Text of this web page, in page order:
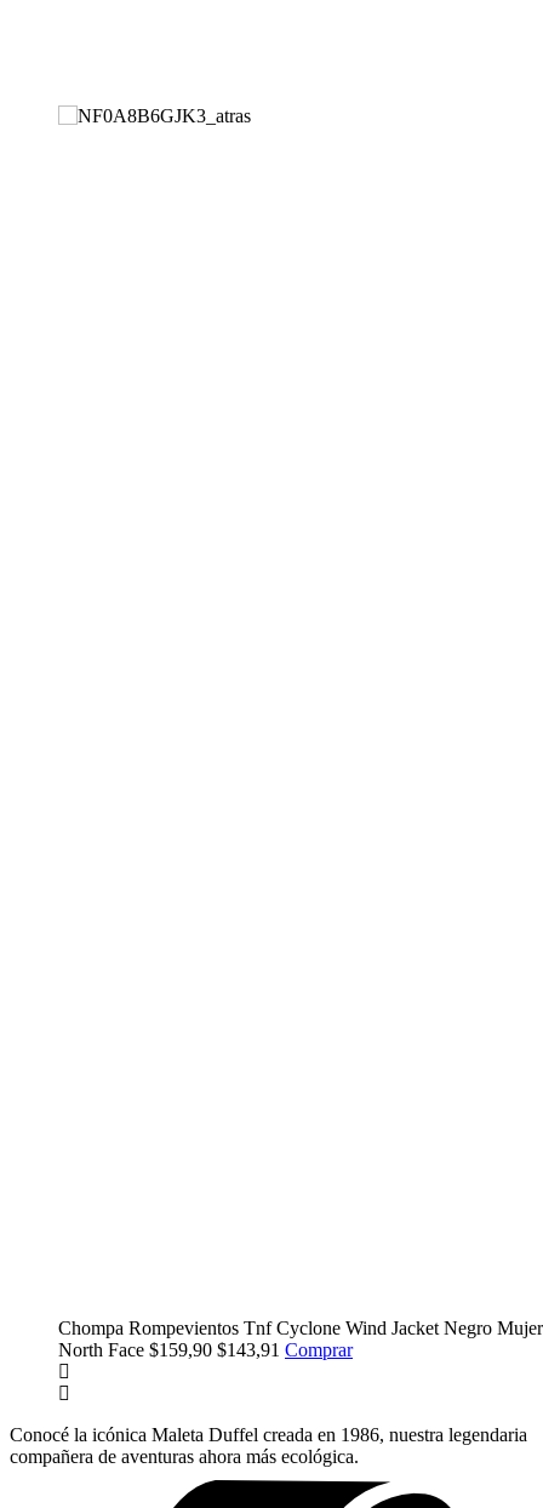
Chompa Rompevientos Tnf Cyclone Wind Jacket Negro
North Face $159,90 $143,91 Comprar
Conocé la icónica Maleta Duffel creada en 1986, nuestra legendaria
compañera de aventuras ahora más ecológica.